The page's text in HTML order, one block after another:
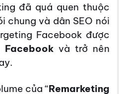
đã quá quen thuộc
chung và dân SEO nói
Facebook được
Facebook và trở nên
của “Remarketing